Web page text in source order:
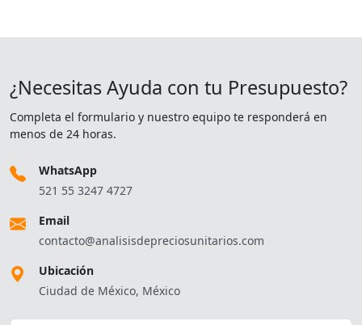
¿Necesitas Ayuda con tu Presupuesto?
Completa el formulario y nuestro equipo te responderá en
menos de 24 horas.
WhatsApp
521 55 3247 4727
Email
contacto@analisisdepreciosunitarios.com
Ubicación
Ciudad de México, México